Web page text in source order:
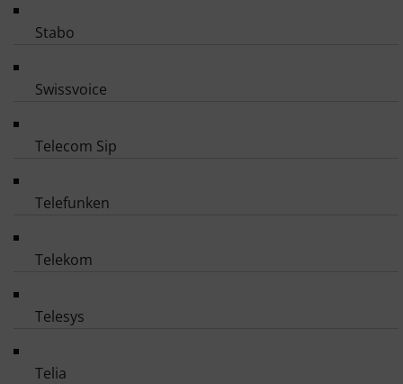
Stabo
Swissvoice
Telecom Sip
Telefunken
Telekom
Telesys
Telia